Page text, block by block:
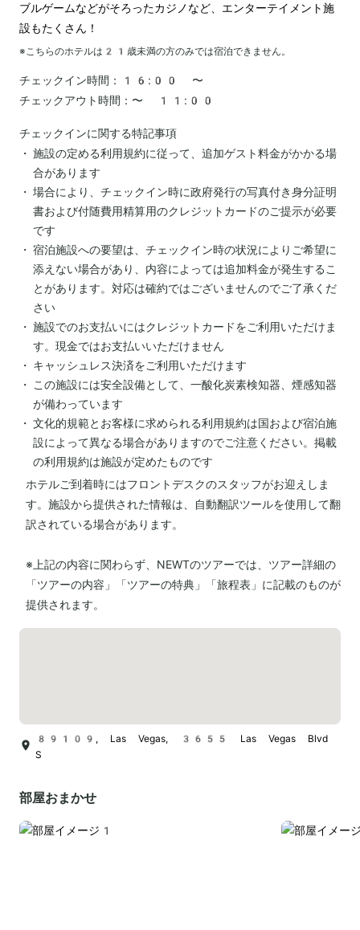
ブルゲームなどがそろったカジノなど、エンターテイメント施
設もたくさん！
※こちらのホテルは 21 歳未満の方のみでは宿泊できません。
チェックイン時間：
16:00 〜
チェックアウト時間： 〜 11:00
チェックインに関する特記事項
施設の定める利用規約に従って、追加ゲスト料金がかかる場
合があります
場合により、チェックイン時に政府発行の写真付き身分証明
書および付随費用精算用のクレジットカードのご提示が必要
です
宿泊施設への要望は、チェックイン時の状況によりご希望に
添えない場合があり、内容によっては追加料金が発生するこ
とがあります。対応は確約ではございませんのでご了承くだ
さい
施設でのお支払いにはクレジットカードをご利用いただけま
す。現金ではお支払いいただけません
キャッシュレス決済をご利用いただけます
この施設には安全設備として、一酸化炭素検知器、煙感知器
が備わっています
文化的規範とお客様に求められる利用規約は国および宿泊施
設によって異なる場合がありますのでご注意ください。掲載
の利用規約は施設が定めたものです
ホテルご到着時にはフロントデスクのスタッフがお迎えしま
す。施設から提供された情報は、自動翻訳ツールを使用して翻
訳されている場合があります。
※上記の内容に関わらず、NEWTのツアーでは、ツアー詳細の
「ツアーの内容」「ツアーの特典」「旅程表」に記載のものが
提供されます。
89109, Las Vegas, 3655 Las Vegas Blvd
S
部屋おまかせ